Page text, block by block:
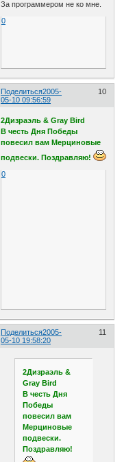
За программером не ко мне.
0
Поделиться 10
2005-
05-10 09:56:59
2Дизраэль & Gray Bird
В честь Дня Победы
повесил вам Мерциновые
подвески. Поздравляю!
0
Поделиться 11
2005-
05-10 19:58:20
2Дизраэль &
Gray Bird
В честь Дня
Победы
повесил вам
Мерциновые
подвески.
Поздравляю!